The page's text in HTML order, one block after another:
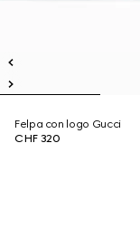
Felpa con logo Gucci
CHF 320